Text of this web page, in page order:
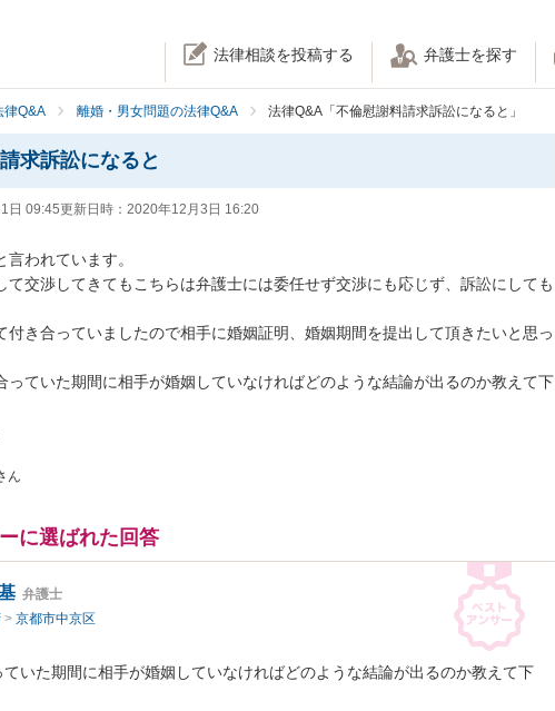
法律相談を投稿する 弁護士を探す
律Q&A 離婚・男女問題の法律Q&A 法律Q&A「不倫慰謝料請求訴訟になると」
求訴訟になると
日 09:45更新日時： 2020年12月3日 16:20
われています。
て交渉してきてもこちらは弁護士には委任せず交渉にも応じず、訴訟にしても
付き合っていましたので相手に婚姻証明、婚姻期間を提出して頂きたいと思っ
っていた期間に相手が婚姻していなければどのような結論が出るのか教えて下
ん
に選ばれた回答
弁護士
> 京都市中京区
ていた期間に相手が婚姻していなければどのような結論が出るのか教えて下